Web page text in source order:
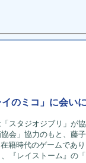
のミコ」に会い
スタジオジブリ」が協
」協力のもと、藤
時代のゲームであ
レイストーム』